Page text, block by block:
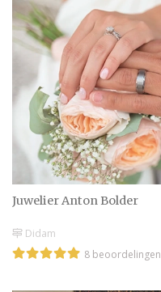
Juwelier Anton Bolder
Didam
8 beoordelingen